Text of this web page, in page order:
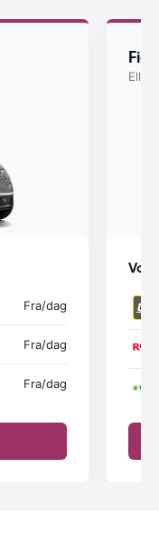
Fra/dag
Fra/dag
Fra/dag
Eller